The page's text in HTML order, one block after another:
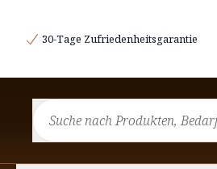
30-Tage Zufriedenheitsgarantie